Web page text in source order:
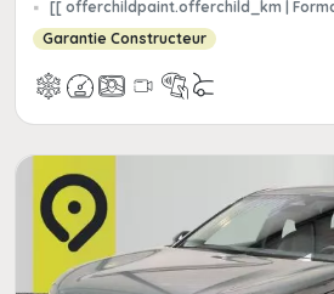
[[ offerchildpaint.offerchild_km |
Garantie Constructeur